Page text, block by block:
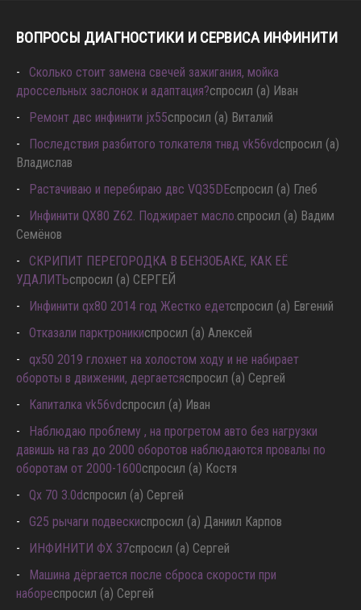
ВОПРОСЫ ДИАГНОСТИКИ И СЕРВИСА ИНФИНИТИ
Сколько стоит замена свечей зажигания, мойка
дроссельных заслонок и адаптация?спросил (а) Иван
Ремонт двс инфинити jx55спросил (а) Виталий
Последствия разбитого толкателя тнвд vk56vdспросил (а)
Владислав
Растачиваю и перебираю двс VQ35DEспросил (а) Глеб
Инфинити QX80 Z62. Поджирает масло.спросил (а) Вадим
Семёнов
СКРИПИТ ПЕРЕГОРОДКА В БЕНЗОБАКЕ, КАК ЕЁ
УДАЛИТЬспросил (а) СЕРГЕЙ
Инфинити qx80 2014 год Жестко едетспросил (а) Евгений
Отказали парктроникиспросил (а) Алексей
qx50 2019 глохнет на холостом ходу и не набирает
обороты в движении, дергаетсяспросил (а) Сергей
Капиталка vk56vdспросил (а) Иван
Наблюдаю проблему , на прогретом авто без нагрузки
давишь на газ до 2000 оборотов наблюдаются провалы по
оборотам от 2000-1600спросил (а) Костя
Qx 70 3.0dспросил (а) Сергей
G25 рычаги подвескиспросил (а) Даниил Карпов
ИНФИНИТИ ФХ 37спросил (а) Сергей
Машина дёргается после сброса скорости при
набореспросил (а) Сергей